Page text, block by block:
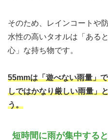
そのため、レインコートや
水性の高いタオルは「ある
心」な持ち物です。
55mmは「遊べない雨量」
しではかなり厳しい雨量」
う。
短時間に雨が集中する